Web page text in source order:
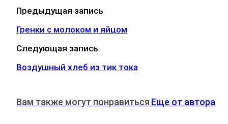
Предыдущая запись
Гренки с молоком и яйцом
Следующая запись
Воздушный хлеб из тик тока
Вам также могут понравиться Еще от автора